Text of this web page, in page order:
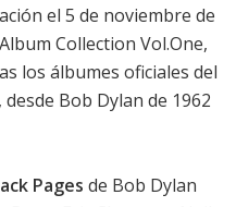
el 5 de noviembre de
Collection Vol.One,
los álbumes oficiales del
Bob Dylan de 1962
Pages de Bob Dylan